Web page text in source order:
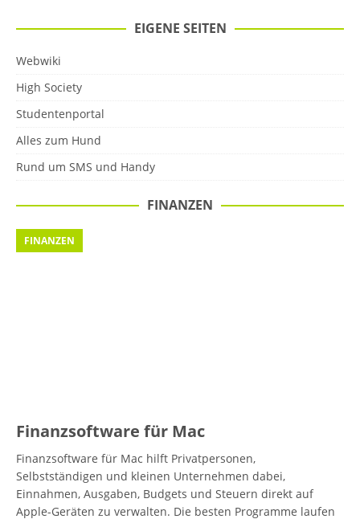
EIGENE SEITEN
Webwiki
High Society
Studentenportal
Alles zum Hund
Rund um SMS und Handy
FINANZEN
Finanzsoftware für Mac
FINANZEN
Finanzsoftware für Mac hilft Privatpersonen,
Selbstständigen und kleinen Unternehmen dabei,
Einnahmen, Ausgaben, Budgets und Steuern direkt auf
Apple-Geräten zu verwalten. Die besten Programme laufen